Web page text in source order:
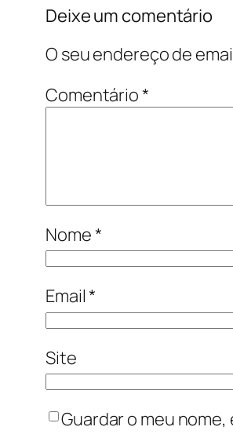
Deixe um comentário
O seu endereço de
Comentário*
Nome*
Email*
Site
Guardar o meu